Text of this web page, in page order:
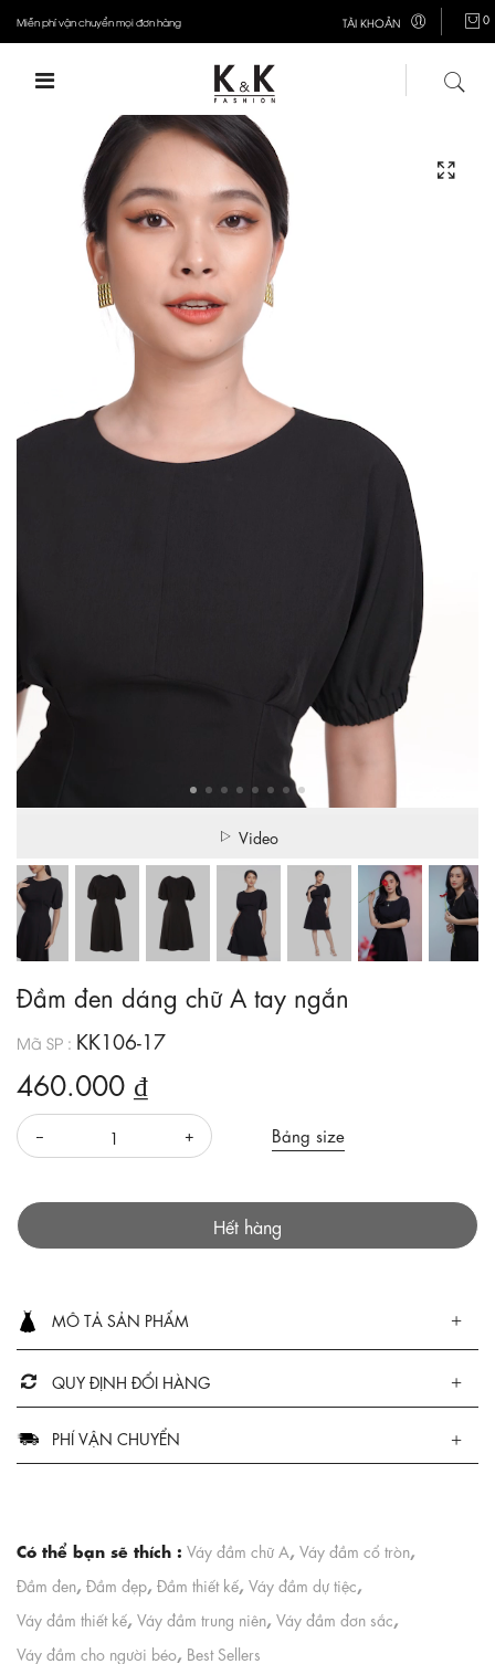
Miễn phí vận chuyển mọi đơn hàng TÀI KHOẢN 0
Video
Đầm đen dáng chữ A tay ngắn
Mã SP : KK106-17
460.000 ₫
Bảng size
Hết hàng
MÔ TẢ SẢN PHẨM
QUY ĐỊNH ĐỔI HÀNG
PHÍ VẬN CHUYỂN
Có thể bạn sẽ thích : Váy đầm chữ A, Váy đầm cổ tròn,
Đầm đen, Đầm đẹp, Đầm thiết kế, Váy đầm dự tiệc,
Váy đầm thiết kế, Váy đầm trung niên, Váy đầm đơn sắc,
Váy đầm cho người béo, Best Sellers